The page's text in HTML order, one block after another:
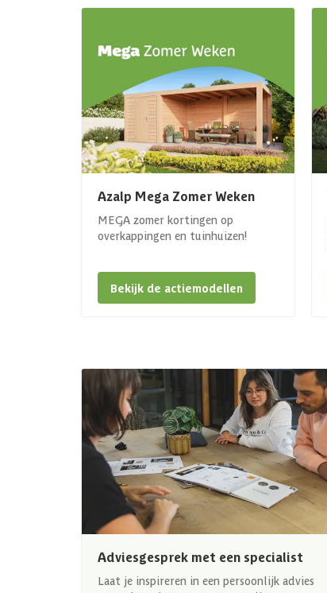
Azalp Mega Zomer Weken
MEGA zomer kortingen op
overkappingen en tuinhuizen!
Bekijk de actiemodellen
Adviesgesprek met een specialist
Laat je inspireren in een persoonlijk advies